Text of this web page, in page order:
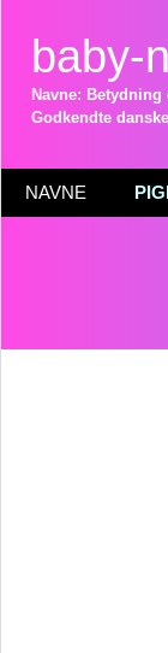
baby-
Navne:
Godkendte
NAVNE